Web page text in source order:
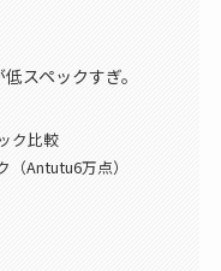
スペックすぎ。
ク比較
Antutu6万点）